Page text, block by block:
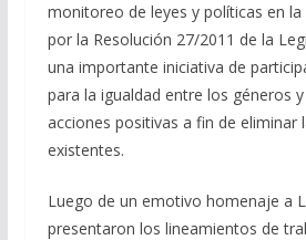
monitoreo de leyes y políticas en la
por la Resolución 27/2011 de la L
una importante iniciativa de
para la igualdad entre los géneros
acciones positivas a fin de eliminar
existentes.
Luego de un emotivo homenaje a
presentaron los lineamientos de